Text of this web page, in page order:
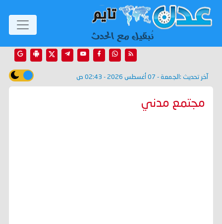
آخر تحديث : الجمعة - 07 أغسطس 2026 - 02:43 ص
مجتمع مدني